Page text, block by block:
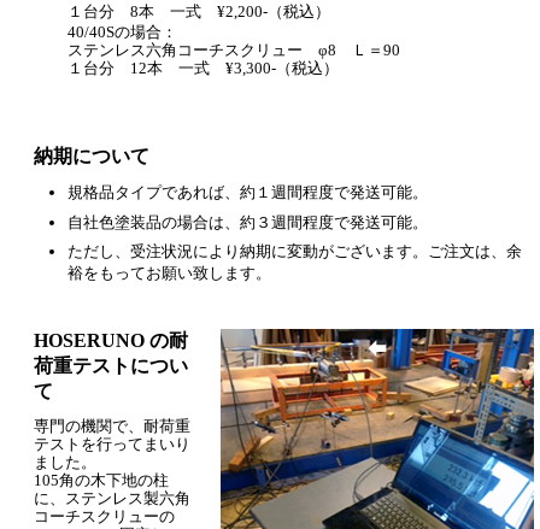
１台分 8本 一式 ¥2,200-（税込）
40/40Sの場合：
ステンレス六角コーチスクリュー φ8 Ｌ＝90
１台分 12本 一式 ¥3,300-（税込）
納期について
規格品タイプであれば、約１週間程度で発送可能。
自社色塗装品の場合は、約３週間程度で発送可能。
ただし、受注状況により納期に変動がございます。ご注文は、余
裕をもってお願い致します。
HOSERUNO の耐
荷重テストについ
て
専門の機関で、耐荷重
テストを行ってまいり
ました。
105角の木下地の柱
に、ステンレス製六角
コーチスクリューの